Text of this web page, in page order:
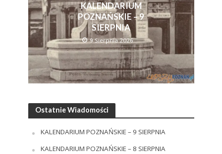
KALENDARIUM
POZNAŃSKIE – 9
SIERPNIA
9 Sierpnia 2026
Ostatnie Wiadomości
KALENDARIUM POZNAŃSKIE – 9 SIERPNIA
KALENDARIUM POZNAŃSKIE – 8 SIERPNIA